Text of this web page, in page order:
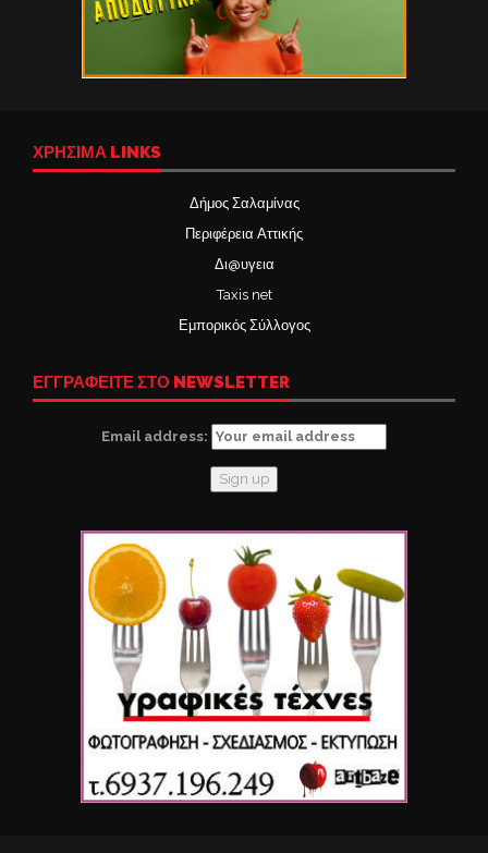
ΧΡΉΣΙΜΑ LINKS
Δήμος Σαλαμίνας
Περιφέρεια Αττικής
Δι@υγεια
Taxis net
Εμπορικός Σύλλογος
ΕΓΓΡΑΦΕΙΤΕ ΣΤΟ NEWSLETTER
Email address: